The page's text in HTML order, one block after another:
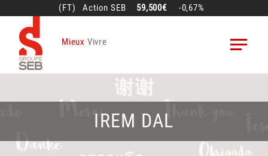
contenu
principal
(FT) ActionSEB 59,500€ -0,67%
Mieux Vivre
IREM DAL